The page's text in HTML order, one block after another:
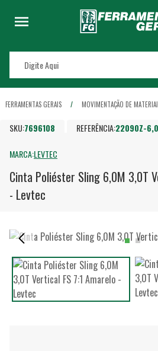
FERRAMENTAS GERAIS MOVIMENTAÇÃO DE
SKU:7696108 REFERÊNCIA:22090Z-
MARCA:LEVTEC
Cinta Poliéster Sling 6,0M 3,0T
- Levtec